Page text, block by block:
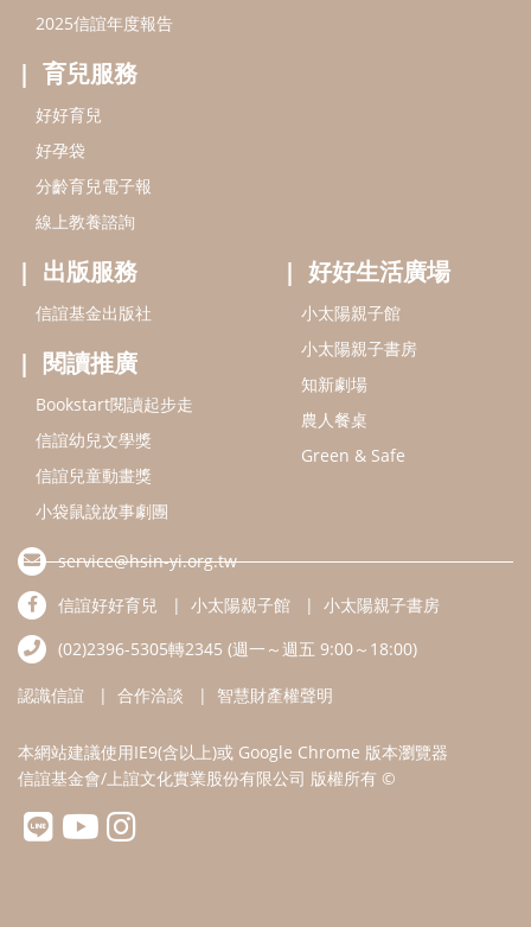
信誼基金出版社
閱讀推廣
Bookstart閱讀起步走
信誼幼兒文學獎
信誼兒童動畫獎
小袋鼠說故事劇團
service@hsin-yi.org.tw
信誼好好育兒
小太陽親子書房
(02)2396-5305轉2345 (週一～週五 9:00～18:00)
認識信誼 合作洽談 智慧財產權聲明
本網站建議使用IE9(含以上)或 Google Chrome 版本瀏覽器
信誼基金會/上誼文化實業股份有限公司 版權所有 ©